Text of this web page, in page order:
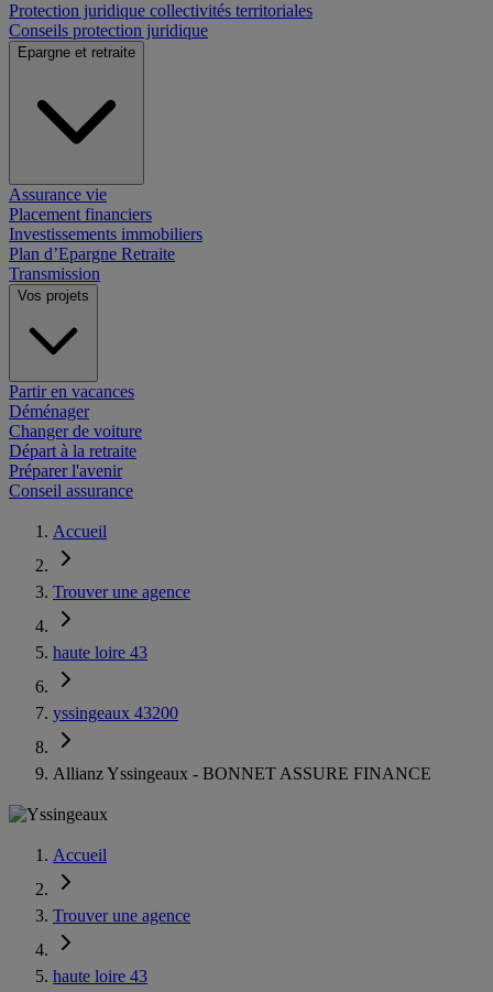
Protection juridique collectivités territoriales
Conseils protection juridique
Epargne et retraite
Assurance vie
Placement financiers
Investissements immobiliers
Plan d’Epargne Retraite
Transmission
Vos projets
Partir en vacances
Déménager
Changer de voiture
Départ à la retraite
Préparer l'avenir
Conseil assurance
Accueil
Trouver une agence
haute loire 43
yssingeaux 43200
Allianz Yssingeaux - BONNET ASSURE FINANCE
Accueil
Trouver une agence
haute loire 43